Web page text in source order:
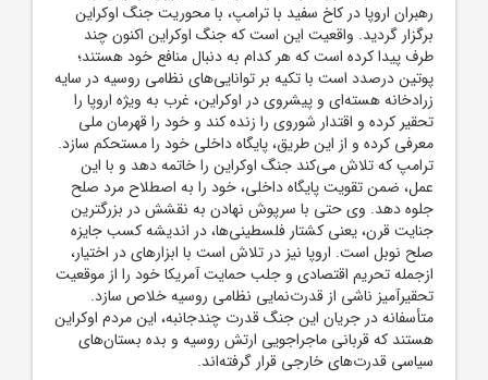
رهبران اروپا در کاخ سفید با ترامپ، با محوریت جنگ اوکراین
برگزار گردید. واقعیت این است که جنگ اوکراین اکنون چند
طرف پیدا کرده است که هر کدام به دنبال منافع خود هستند؛
پوتین درصدد است با تکیه بر توانایی‌های نظامی روسیه در سایه
زرادخانه هسته‌ای و پیشروی در اوکراین، غرب به ویژه اروپا را
تحقیر کرده و اقتدار شوروی را زنده کند و خود را قهرمان ملی
معرفی کرده و از این طریق، پایگاه داخلی خود را مستحکم سازد.
ترامپ که تلاش می‌کند جنگ اوکراین را خاتمه دهد و با این
عمل، ضمن تقویت پایگاه داخلی، خود را به اصطلاح مرد صلح
جلوه دهد. وی حتی با سرپوش نهادن به نقشش در بزرگترین
جنایت قرن، یعنی کشتار فلسطینی‌ها، در اندیشه کسب جایزه
صلح نوبل است. اروپا نیز در تلاش است با ابزارهای در اختیار،
ازجمله تحریم اقتصادی و جلب حمایت آمریکا خود را از موقعیت
تحقیرآمیز ناشی از قدرت‌نمایی نظامی روسیه خلاص سازد.
متأسفانه در جریان این جنگ قدرت چندجانبه، این مردم اوکراین
هستند که قربانی ماجراجویی ارتش روسیه و بده بستان‌های
سیاسی قدرت‌های خارجی قرار گرفته‌اند.